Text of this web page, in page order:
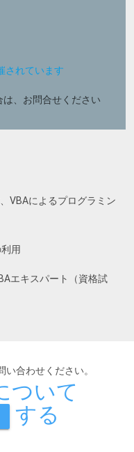
されています
は、お問合せください
VBAによるプログラミン
用
エキスパート（資格試
合わせください。
ついて
する